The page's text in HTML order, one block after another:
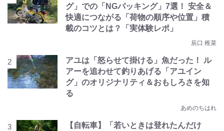
グ」での「NGパッキング」7選！ 安全＆
快適につながる「荷物の順序や位置」積
載のコツとは？「実体験レポ」
辰口 稚菜
アユは「怒らせて掛ける」魚だった！ ル
アーを追わせて釣りあげる「アユイン
グ」のオリジナリティ＆おもしろさを知
る
あめのちはれ
【自転車】「若いときは登れたんだけ